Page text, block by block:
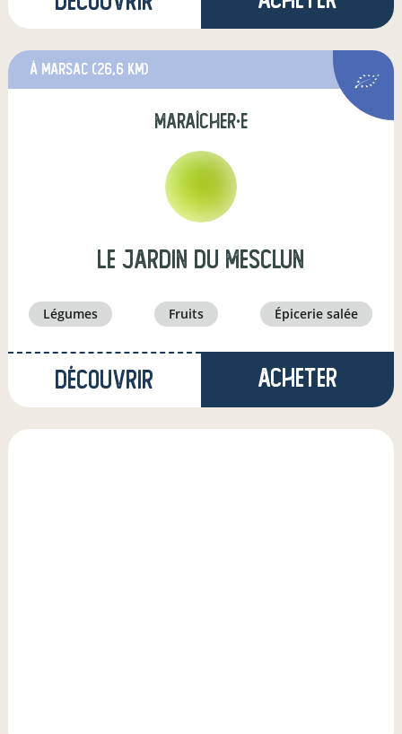
à Marsac (26,6 km)
maraîcher·e
Le Jardin Du Mesclun
légumes fruits épicerie salée
Découvrir Acheter